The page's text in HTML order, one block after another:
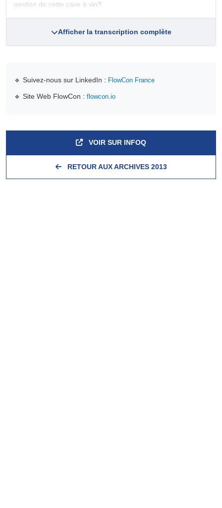
gestion de cette cave à vin?
Afficher la transcription complète
🔹 Suivez-nous sur LinkedIn : FlowCon France
🔹 Site Web FlowCon : flowcon.io
VOIR SUR INFOQ
RETOUR AUX ARCHIVES 2013